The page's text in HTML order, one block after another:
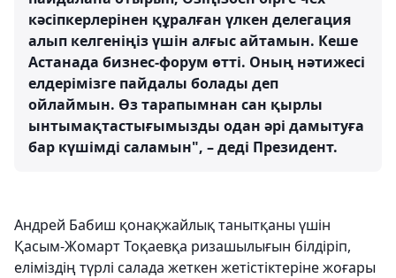
кәсіпкерлерінен құралған үлкен делегация
алып келгеніңіз үшін алғыс айтамын. Кеше
Астанада бизнес-форум өтті. Оның нәтижесі
елдерімізге пайдалы болады деп
ойлаймын. Өз тарапымнан сан қырлы
ынтымақтастығымызды одан әрі дамытуға
бар күшімді саламын", – деді Президент.
Андрей Бабиш қонақжайлық танытқаны үшін
Қасым-Жомарт Тоқаевқа ризашылығын білдіріп,
еліміздің түрлі салада жеткен жетістіктеріне жоғары